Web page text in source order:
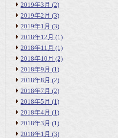
2019年3月 (2)
2019年2月 (3)
2019年1月 (3)
2018年12月 (1)
2018年11月 (1)
2018年10月 (2)
2018年9月 (1)
2018年8月 (2)
2018年7月 (2)
2018年5月 (1)
2018年4月 (1)
2018年3月 (1)
2018年1月 (3)